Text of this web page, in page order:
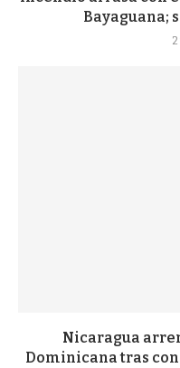
Bayaguana;
Nicaragua
Dominicana tras